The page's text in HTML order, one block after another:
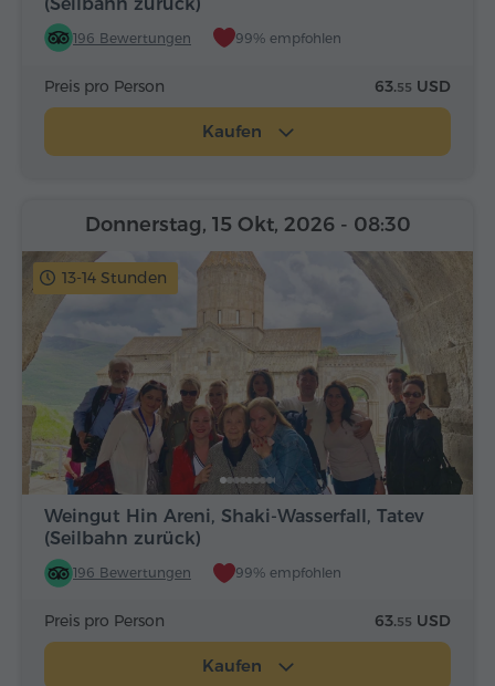
196 Bewertungen 99% empfohlen
Preis pro Person 63.55 USD
Kaufen
13-14 Stunden
Weingut Hin Areni, Shaki-Wasserfall, Tatev
(Seilbahn zurück)
196 Bewertungen 99% empfohlen
Donnerstag, 15 Okt, 2026 - 08:30
Preis pro Person 63.55 USD
Kaufen